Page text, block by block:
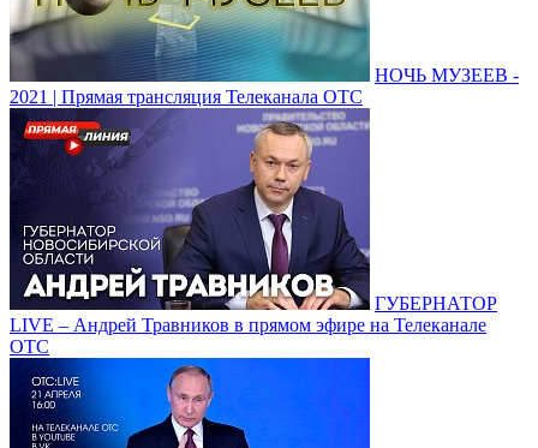
НОЧЬ МУЗЕЕВ -
2021 | Прямая трансляция Телеканала ОТС
ГУБЕРНАТОР
LIVE – Андрей Травников в прямом эфире на Телеканале
ОТС